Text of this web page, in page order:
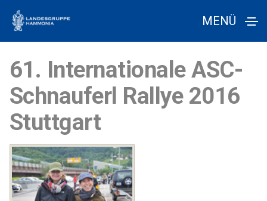
MENÜ
61. Internationale ASC-
Schnauferl Rallye 2016
Stuttgart